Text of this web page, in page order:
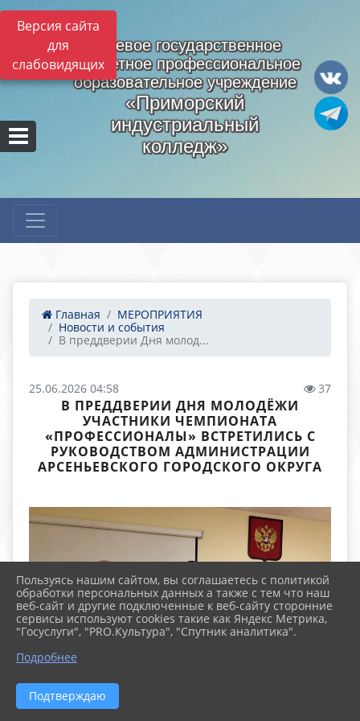
Версия сайта
для
слабовидящих
Краевое государственное
бюджетное профессиональное
образовательное учреждение
«Приморский
индустриальный
колледж»
Главная
МЕРОПРИЯТИЯ
Новости и события
В преддверии Дня молод...
25.06.2026 04:58 37
В ПРЕДДВЕРИИ ДНЯ МОЛОДЁЖИ
УЧАСТНИКИ ЧЕМПИОНАТА
«ПРОФЕССИОНАЛЫ» ВСТРЕТИЛИСЬ С
РУКОВОДСТВОМ АДМИНИСТРАЦИИ
АРСЕНЬЕВСКОГО ГОРОДСКОГО ОКРУГА
Пользуясь нашим сайтом, вы соглашаетесь с политикой
обработки персональных данных а также с тем что наш
веб-сайт и другие подключенные к веб-сайту сторонние
сервисы используют cookies такие как Яндекс Метрика,
"Госуслуги", "PRO.Культура", "Спутник аналитика".
Подробнее
Подтверждаю